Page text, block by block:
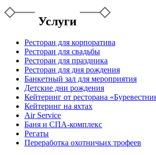
Услуги
Ресторан для корпоратива
Ресторан для свадьбы
Ресторан для праздника
Ресторан для дня рождения
Банкетный зал для мероприятия
Детские дни рождения
Кейтеринг от ресторана
Кейтеринг на яхтах
Air Service
Баня и СПА-комплекс
Регаты
Переработка охотничьих трофеев